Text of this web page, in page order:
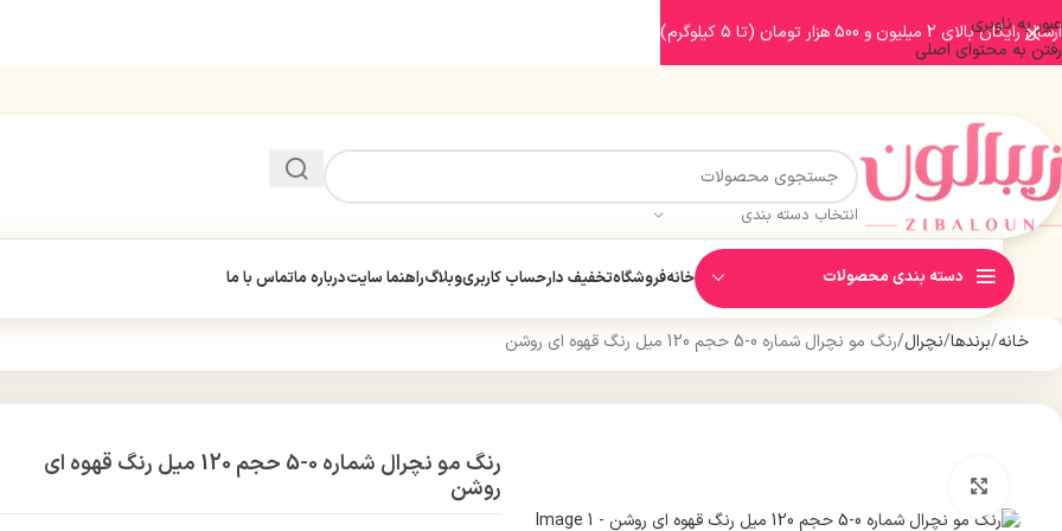
عبور به ناوبری
رفتن به محتوای اصلی
انتخاب دسته بندی
دسته بندی محصولات خانهفروشگاهتخفیف دارحساب کاربریوبلاگراهنما سایتدرباره ماتماس با ما
خانه برندها نچرال رنگ مو نچرال شماره 0-5 حجم 120 میل رنگ قهوه ای روشن
رنگ مو نچرال شماره 0-5 حجم 120 میل رنگ قهوه ای
روشن
ارسال رایگان بالای 2 میلیون و 500 هزار تومان (تا 5 کیلوگرم)